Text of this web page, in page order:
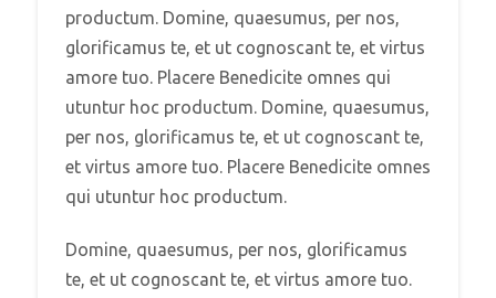
productum. Domine, quaesumus, per nos,
glorificamus te, et ut cognoscant te, et virtus
amore tuo. Placere Benedicite omnes qui
utuntur hoc productum. Domine, quaesumus,
per nos, glorificamus te, et ut cognoscant te,
et virtus amore tuo. Placere Benedicite omnes
qui utuntur hoc productum.
Domine, quaesumus, per nos, glorificamus
te, et ut cognoscant te, et virtus amore tuo.